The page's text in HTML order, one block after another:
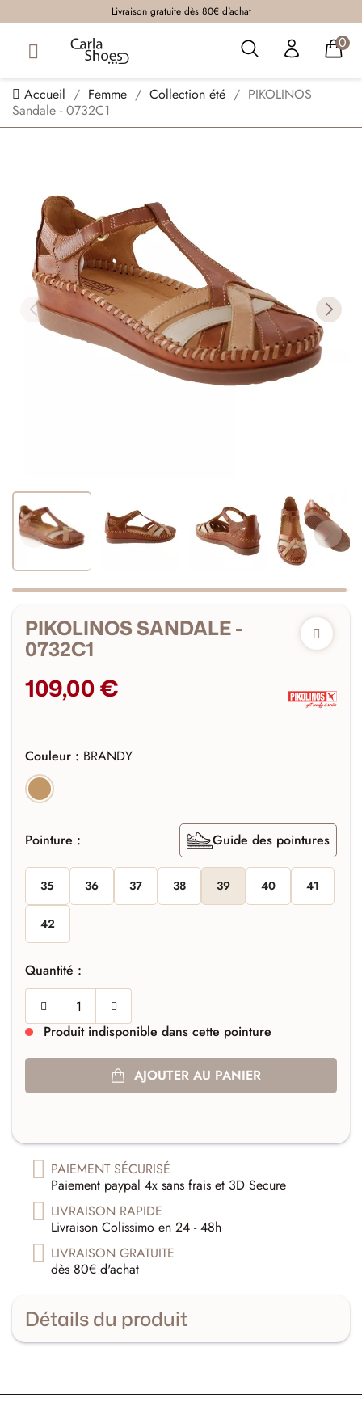
Livraison gratuite dès 80€ d'achat
0
Accueil Femme Collection été
PIKOLINOS
Sandale - 0732C1
PIKOLINOS SANDALE -
0732C1
109,00 €
Couleur : BRANDY
BRANDY
Pointure : Guide des pointures
35 36 37 38 39 40 41
42
Quantité :
Produit indisponible dans cette pointure
AJOUTER AU PANIER
PAIEMENT SÉCURISÉ
Paiement paypal 4x sans frais et 3D Secure
LIVRAISON RAPIDE
Livraison Colissimo en 24 - 48h
LIVRAISON GRATUITE
dès 80€ d'achat
Détails du produit